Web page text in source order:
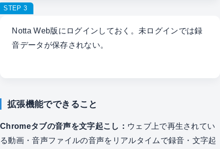
STEP 3
Notta Web版にログインしておく。未ログインでは録
音データが保存されない。
拡張機能でできること
Chromeタブの音声を文字起こし： ウェブ上で再生されてい
る動画・音声ファイルの音声をリアルタイムで録音・文字起